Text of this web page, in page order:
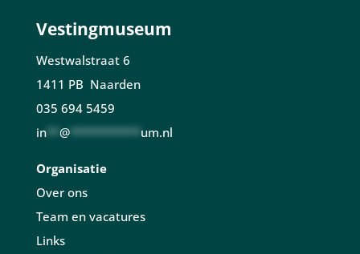
Vestingmuseum
Westwalstraat 6
1411 PB Naarden
035 694 5459
in** @*********** um.nl
Organisatie
Over ons
Team en vacatures
Links